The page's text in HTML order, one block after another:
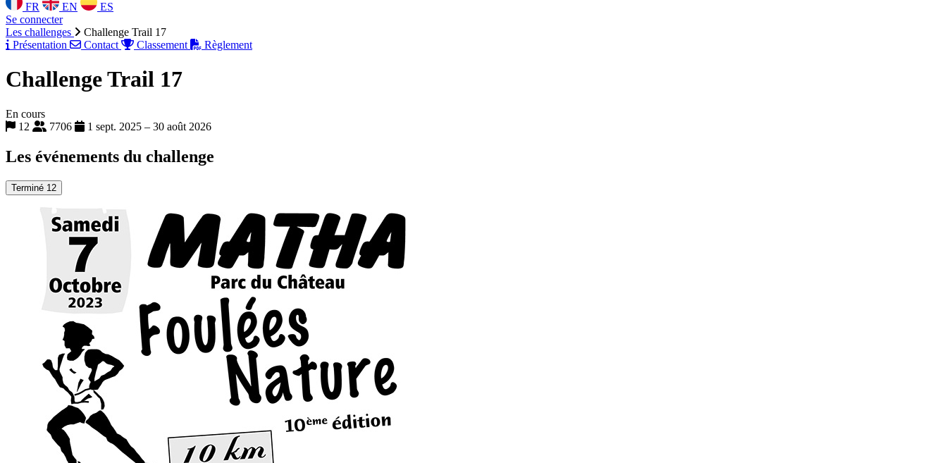
FR EN
ES
Se connecter
Les challenges
Challenge Trail 17
Présentation
Contact Classement Règlement
Challenge Trail 17
En cours
12
7706 1 sept. 2025 – 30 août 2026
Les événements du challenge
Terminé 12